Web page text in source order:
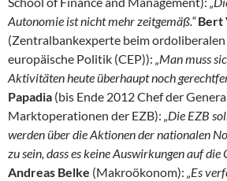
Autonomie ist nicht mehr zeitgemäß.“ Bert
(Zentralbankexperte beim
europäische Politik (CEP)): „Man muss
Aktivitäten heute überhaupt noch
Papadia (bis Ende 2012 Chef der
Marktoperationen der EZB): „Die EZB
werden über die Aktionen der nationalen
zu sein, dass es keine Auswirkungen auf die
Andreas Belke (Makroökonom): „Es